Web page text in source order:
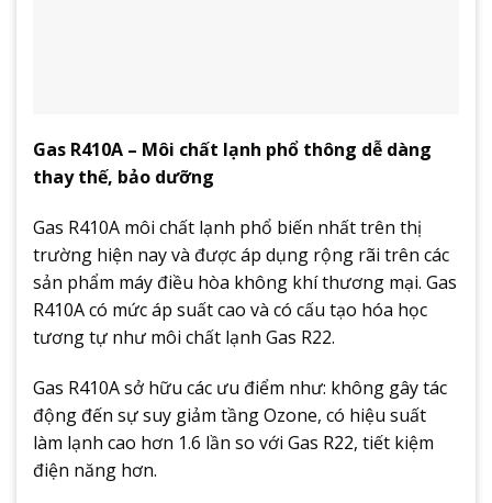
Gas R410A – Môi chất lạnh phổ thông dễ dàng
thay thế, bảo dưỡng
Gas R410A môi chất lạnh phổ biến nhất trên thị
trường hiện nay và được áp dụng rộng rãi trên các
sản phẩm máy điều hòa không khí thương mại. Gas
R410A có mức áp suất cao và có cấu tạo hóa học
tương tự như môi chất lạnh Gas R22.
Gas R410A sở hữu các ưu điểm như: không gây tác
động đến sự suy giảm tầng Ozone, có hiệu suất
làm lạnh cao hơn 1.6 lần so với Gas R22, tiết kiệm
điện năng hơn.